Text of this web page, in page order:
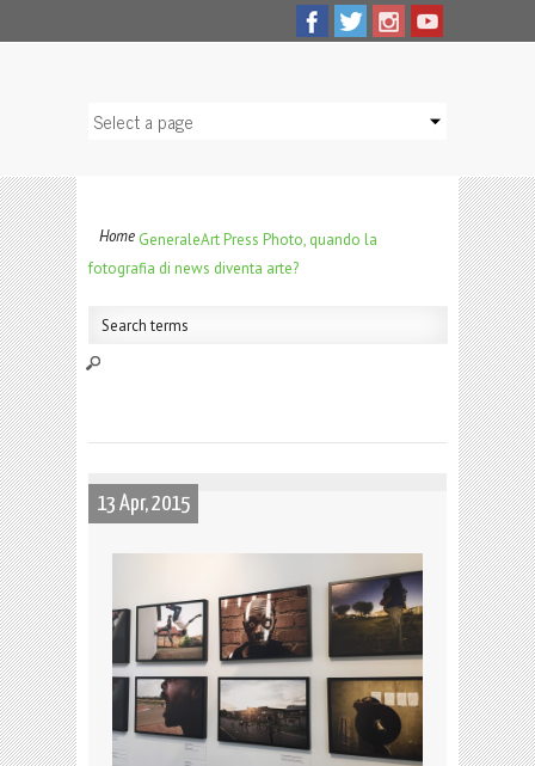
Home GeneraleArt Press Photo, quando la
fotografia di news diventa arte?
13 Apr, 2015